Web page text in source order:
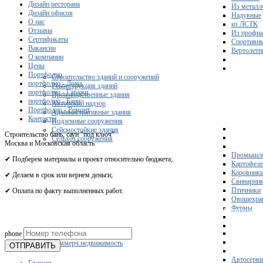
Из
Надувные
из ЛСТК
Из
Строительство зданий и сооружений
Реконструкция зданий
Производственные здания
Авторский надзор
Административные здания
Подземные сооружения
Сейсмостойкие здания
Сельхоз сооружения
Коровники
Птичники
Фермы
Склады
Коммерч.недвижимость
Дизайн ресторана
Дизайн офисов
О нас
Отзывы
Сертификаты
Вакансии
О компании
Цены
Портфолио
портфолио - Дома
портфолио - Гаражи
портфолио - Бани
Портфолио - Ремонт
Контакты
Строительство бань, саун "под ключ"
Москва и Московская область
✔ Подберем материалы и проект относительно бюджета;
✔ Делаем в срок или вернем деньги;
✔ Оплата по факту выполненных работ.
phone
ОТПРАВИТЬ